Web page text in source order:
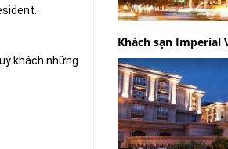
khách những
Khách sạn Imperial